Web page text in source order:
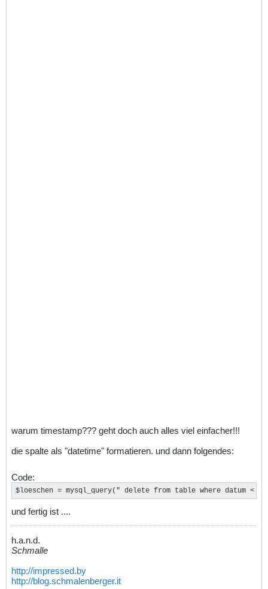
warum timestamp??? geht doch auch alles viel einfacher!!!
die spalte als "datetime" formatieren. und dann folgendes:
Code:
$loeschen = mysql_query(" delete from table where datum <
und fertig ist ....
h.a.n.d.
Schmalle
http://impressed.by
http://blog.schmalenberger.it